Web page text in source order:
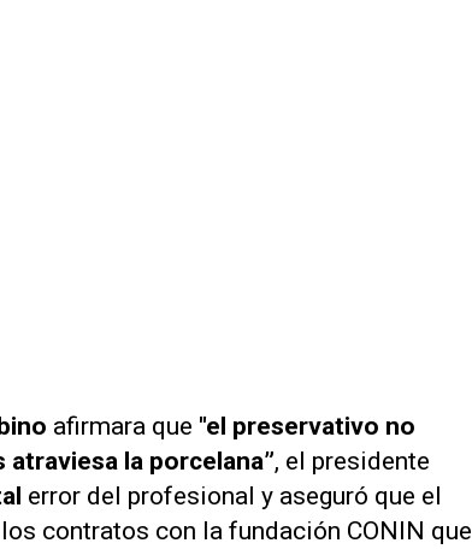
afirmara que "el preservativo no
la porcelana”, el presidente
error del profesional y aseguró que el
contratos con la fundación CONIN que